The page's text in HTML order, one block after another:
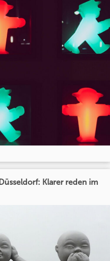
Klarer reden im